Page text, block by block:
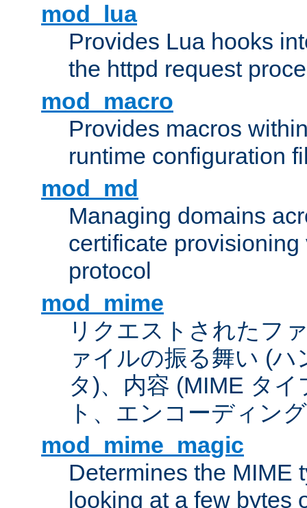
mod_lua
Provides Lua hooks
the httpd request
mod_macro
Provides macros
runtime configuration
mod_md
Managing domains
certificate provisioning
protocol
mod_mime
リクエストされたフ
ァイルの振る舞い (
タ)、内容 (MIME タ
ト、エンコーディン
mod_mime_magic
Determines the MIME
looking at a few bytes